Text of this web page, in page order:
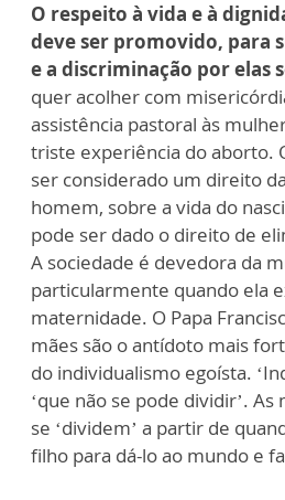
O respeito à vida e à
deve ser promovido, para
e a discriminação por elas
quer acolher com
assistência pastoral às
triste experiência do aborto.
ser considerado um direito
homem, sobre a vida do
pode ser dado o direito de
A sociedade é devedora da
particularmente quando ela
maternidade. O Papa
mães são o antídoto mais
do individualismo egoísta.
‘que não se pode dividir’. As
se ‘dividem’ a partir de
filho para dá-lo ao mundo e